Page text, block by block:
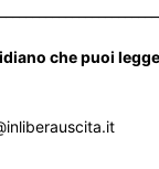
che puoi